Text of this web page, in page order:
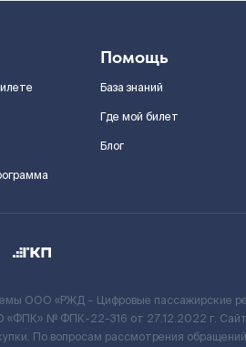
Помощь
База знаний
Где мой билет
Блог
ООО «РЖД – Цифровые пассажирские
№ ФПК-22-316 от 27.12.2022 г.
По вопросам рассмотрения